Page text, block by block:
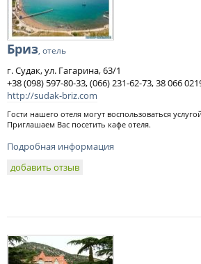
Бриз, отель
г. Судак, ул. Гагарина, 63/1
+38 (098) 597-80-33, (066) 231-62-73, 38 066
http://sudak-briz.com
Гости нашего отеля могут воспользоваться
Приглашаем Вас посетить кафе отеля.
Подробная информация
добавить отзыв